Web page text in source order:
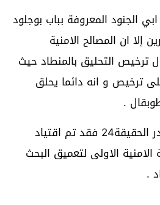
الجنود المعروفة بباب بوجلود
إلا ان المصالح الامنية
ترخيص التحليق بالمنطاد حيث
ترخيص و انه دائما يحلق
.
و حسب ما افادته مصادر الحقيقة24 فقد تم اقتياد
الاولى لتعميق البحث
.